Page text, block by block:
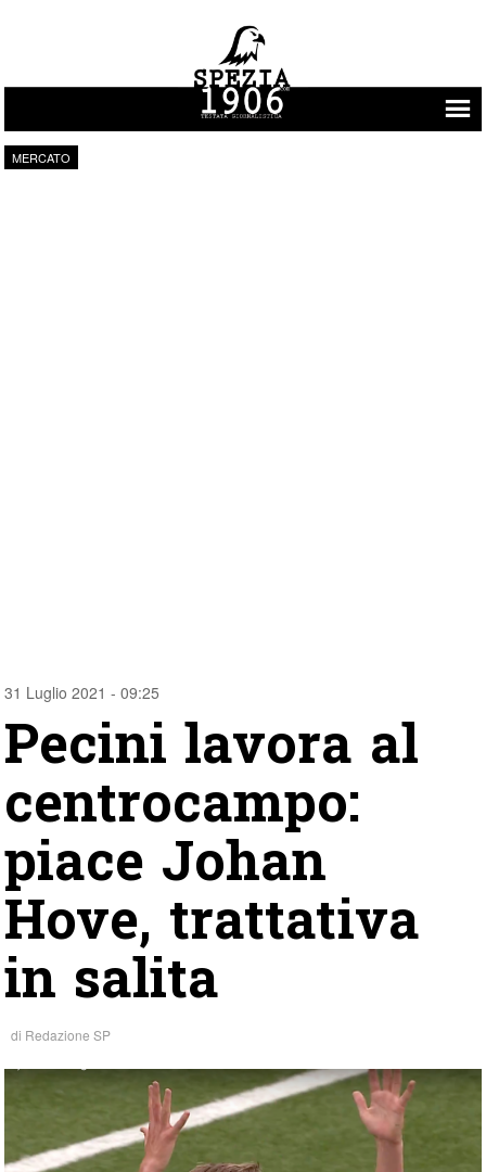
Vai al contenuto
MERCATO
31 Luglio 2021 - 09:25
Pecini lavora al
centrocampo:
piace Johan
Hove, trattativa
in salita
di Redazione SP